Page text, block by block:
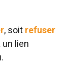
, soit refuser
un lien